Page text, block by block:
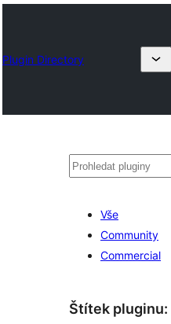
Plugin Directory
Hledat
Vše
Community
Commercial
Štítek pluginu: